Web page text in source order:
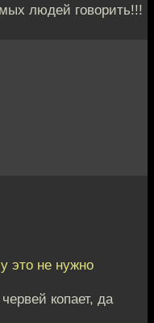
людей говорить!!!
это не нужно
копает, да